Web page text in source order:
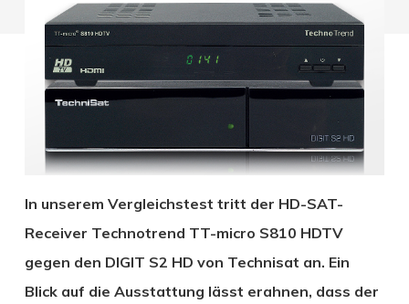
In unserem Vergleichstest tritt der HD-SAT-
Receiver Technotrend TT-micro S810 HDTV
gegen den DIGIT S2 HD von Technisat an. Ein
Blick auf die Ausstattung lässt erahnen, dass der